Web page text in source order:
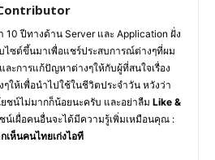
10 ปีทางด้าน Server และ Application ฝั่ง
ไซต์ขึ้นมาเพื่อแชร์ประสบการณ์ต่างๆที่ผม
ละการแก้ปัญหาต่างๆให้กับผู้ที่สนใจเรื่อง
ให้เพื่อนำไปใช้ในชีวิตประจำวัน หวังว่า
ชน์ไม่มากก็น้อยนะครับ และอย่าลืม Like &
น์เผื่อคนอื่นจะได้มีความรู้เพิ่มเหมือนคุณ :
เห็นคนไทยเก่งไอที